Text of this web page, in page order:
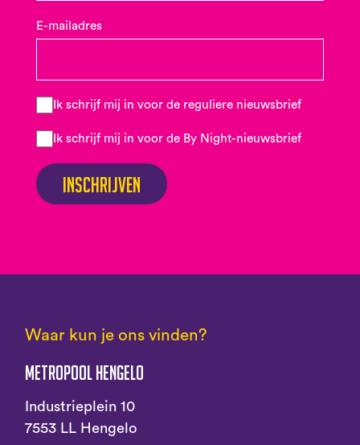
E-mailadres
Ik schrijf mij in voor de reguliere nieuwsbrief
Ik schrijf mij in voor de By Night-nieuwsbrief
Inschrijven
Waar kun je ons vinden?
Metropool Hengelo
Industrieplein 10
7553 LL Hengelo